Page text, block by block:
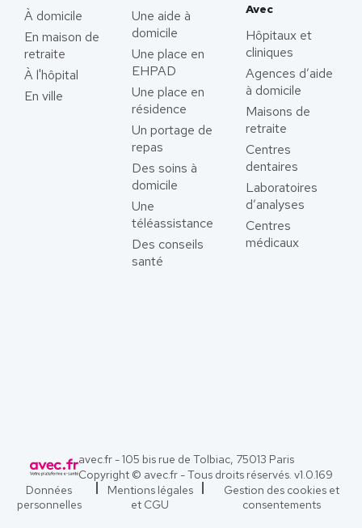
À domicile
En maison de
retraite
À l'hôpital
En ville
Une aide à
domicile
Une place en
EHPAD
Une place en
résidence
Un portage de
repas
Des soins à
domicile
Une
téléassistance
Des conseils
santé
Avec
Hôpitaux et
cliniques
Agences d’aide
à domicile
Maisons de
retraite
Centres
dentaires
Laboratoires
d’analyses
Centres
médicaux
avec.fr - 105 bis rue de Tolbiac, 75013 Paris
Copyright © avec.fr - Tous droits réservés. v1.0.169
Données
personnelles
Mentions légales
et CGU
Gestion des cookies et
consentements